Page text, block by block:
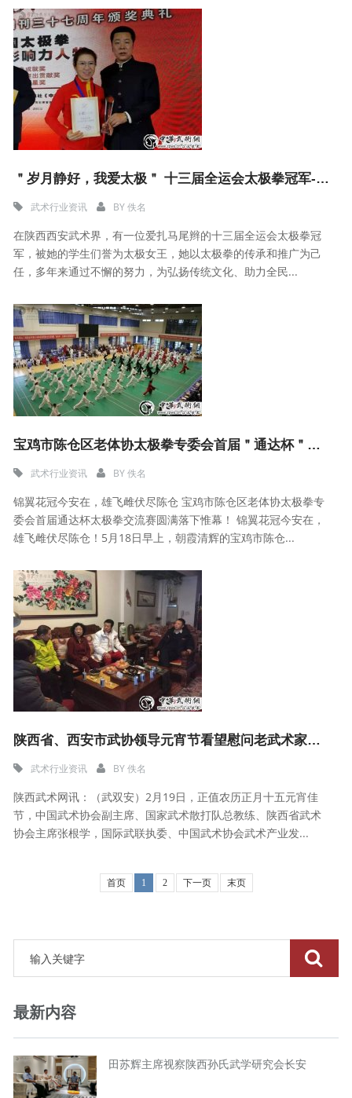
＂岁月静好，我爱太极＂ 十三届全运会太极拳冠军----冯燕
武术行业资讯 BY佚名
在陕西西安武术界，有一位爱扎马尾辫的十三届全运会太极拳冠
军，被她的学生们誉为太极女王，她以太极拳的传承和推广为己
任，多年来通过不懈的努力，为弘扬传统文化、助力全民...
宝鸡市陈仓区老体协太极拳专委会首届＂通达杯＂太极拳交流赛圆满落下惟幕
武术行业资讯 BY佚名
锦翼花冠今安在，雄飞雌伏尽陈仓 宝鸡市陈仓区老体协太极拳专
委会首届通达杯太极拳交流赛圆满落下惟幕！ 锦翼花冠今安在，
雄飞雌伏尽陈仓！5月18日早上，朝霞清辉的宝鸡市陈仓...
陕西省、西安市武协领导元宵节看望慰问老武术家老拳师
武术行业资讯 BY佚名
陕西武术网讯：（武双安）2月19日，正值农历正月十五元宵佳
节，中国武术协会副主席、国家武术散打队总教练、陕西省武术
协会主席张根学，国际武联执委、中国武术协会武术产业发...
首页 1 2 下一页 末页
最新内容
田苏辉主席视察陕西孙氏武学研究会长安